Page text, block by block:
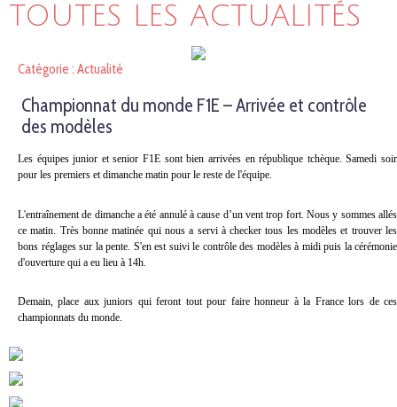
TOUTES LES ACTUALITÉS
Catégorie : Actualité
Championnat du monde F1E – Arrivée et contrôle
des modèles
Les équipes junior et senior F1E sont bien arrivées en république tchèque. Samedi soir
pour les premiers et dimanche matin pour le reste de l'équipe.
L'entraînement de dimanche a été annulé à cause d’un vent trop fort. Nous y sommes allés
ce matin. Très bonne matinée qui nous a servi à checker tous les modèles et trouver les
bons réglages sur la pente. S'en est suivi le contrôle des modèles à midi puis la cérémonie
d'ouverture qui a eu lieu à 14h.
Demain, place aux juniors qui feront tout pour faire honneur à la France lors de ces
championnats du monde.